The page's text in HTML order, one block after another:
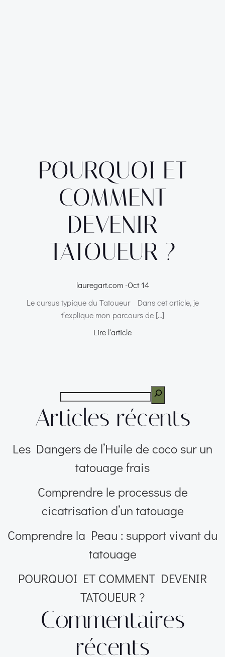
POURQUOI ET
COMMENT
DEVENIR
TATOUEUR ?
lauregart.com -Oct 14
Le cursus typique du Tatoueur Dans cet article, je
t’explique mon parcours de […]
Lire l‘article
Articles récents
Les Dangers de l’Huile de coco sur un
tatouage frais
Comprendre le processus de
cicatrisation d’un tatouage
Comprendre la Peau : support vivant du
tatouage
POURQUOI ET COMMENT DEVENIR
TATOUEUR ?
Commentaires
récents